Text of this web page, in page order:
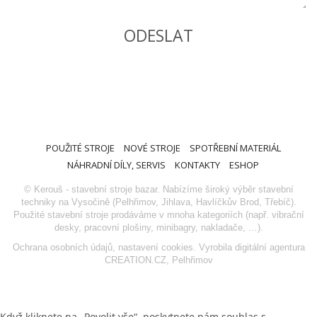
POUŽITÉ STROJE NOVÉ STROJE
SPOTŘEBNÍ MATERIÁL
NÁHRADNÍ DÍLY, SERVIS
KONTAKTY ESHOP
© Kerouš - stavební stroje bazar. Nabízíme široký výběr stavební
techniky na Vysočině (Pelhřimov, Jihlava, Havlíčkův Brod, Třebíč).
Použité stavební stroje prodáváme v mnoha kategoriích (např. vibrační
desky, pracovní plošiny, minibagry, nakladače, …).
Ochrana osobních údajů, nastavení cookies. Vyrobila digitální agentura
CREATION.CZ, Pelhřimov